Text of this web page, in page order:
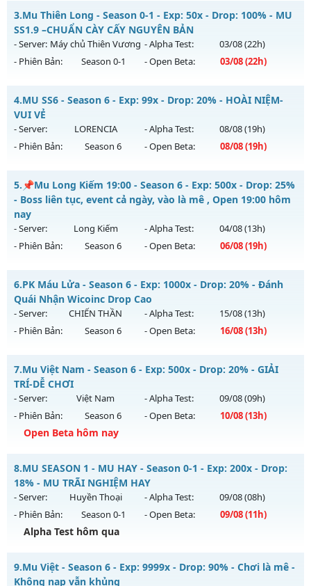
Thể loại: Mu Nguyên bản Webzen
Antihack: goldshield💥
💥 MU HÀ NỘI 💥 - 💎 ĐUA TOP NHẬN ATM- pk 24/24💎
Mu mới ra tháng 08 2026 - Mở máy chủ
ngày 07/08/2626
Exp: 150x - Drop: 5%
Thể loại: Mu Nguyên bản Webzen
Antihack: BDCAM
3.Mu Thiên Long - Season 0-1 - Exp: 50x - Drop: 100% - MU
SS1.9 –CHUẨN CÀY CẤY NGUYÊN BẢN
- Server: Máy chủ Thiên Vương - Alpha Test: 03/08(22h)
- Phiên Bản:
Season 0-1 - Open Beta: 03/08(22h)
Mu Thiên Long - MU SS1.9 –CHUẨN CÀY CẤY NGUYÊN BẢN
Mu mới ra tháng 08 2026 - Mở máy chủ
Vương vào 22h ngày 03/08/2626
Exp: 50x - Drop: 100%
Thể loại: Mu Nguyên bản Webzen
Antihack: Gameguard
4.MU SS6 - Season 6 - Exp: 99x - Drop: 20% - HOÀI NIỆM-
VUI VẺ
- Server: LORENCIA - Alpha Test: 08/08(19h)
- Phiên Bản:
Season 6 - Open Beta: 08/08(19h)
MU SS6 - HOÀI NIỆM-VUI VẺ
Mu mới ra tháng 08 2026 - Mở máy chủLORENCIAvào 19h
ngày 08/08/2626
Exp: 99x - Drop: 20%
Antihack: OK
5. 📌Mu Long Kiếm 19:00 - Season 6 - Exp: 500x - Drop: 25%
- Boss liên tục, event cả ngày, vào là mê , Open 19:00 hôm
nay
- Server: Long Kiếm - Alpha Test: 04/08(13h)
- Phiên Bản:
Season 6 - Open Beta: 06/08(19h)
📌Mu Long Kiếm 19:00 - Boss liên tục, event cả ngày, vào là
mê , Open 19:00 hôm nay
Mu mới ra tháng 08 2026 - Mở máy chủ
Long Kiếmvào 19h
ngày 06/08/2626
Kiểu reset: Reset In Game
Thể loại: Mu Nguyên bản Webzen
Antihack: VIP SHIELD
6.PK Máu Lửa - Season 6 - Exp: 1000x - Drop: 20% - Đánh
Quái Nhận Wicoinc Drop Cao
- Server: CHIẾN THẦN - Alpha Test: 15/08(13h)
- Phiên Bản:
Season 6 - Open Beta: 16/08(13h)
PK Máu Lửa - Đánh Quái Nhận Wicoinc Drop Cao
Mu mới ra tháng 08 2026 - Mở máy chủ
13h ngày 16/08/2626
Exp: 1000x - Drop: 20%
Kiểu reset: Reset In Game
Antihack: GameGuard
7.Mu Việt Nam - Season 6 - Exp: 500x - Drop: 20% - GIẢI
TRÍ-DỄ CHƠI
- Server: Việt Nam - Alpha Test: 09/08(09h)
- Phiên Bản:
Season 6 - Open Beta: 10/08(13h)
Open Beta hôm nay
Mu mới ra tháng 08 2026 - Mở máy chủ
ngày 10/08/2626
Exp: 500x - Drop: 20%
Kiểu reset: Reset In Game
Antihack: PRO
8.MU SEASON 1 - MU HAY - Season 0-1 - Exp: 200x - Drop:
18% - MU TRÃI NGHIỆM HAY
- Server: Huyền Thoại - Alpha Test: 09/08(08h)
- Phiên Bản:
Season 0-1 - Open Beta: 09/08(11h)
Alpha Test hôm qua
MU SEASON 1 - MU HAY - MU TRÃI NGHIỆM HAY
Mu mới ra tháng 08 2026 - Mở máy chủ
9.Mu Việt - Season 6 - Exp: 9999x - Drop: 90% - Chơi là mê -
Không nạp vẫn khủng